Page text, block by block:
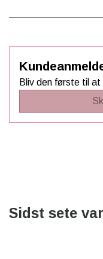
Bliv den første til
Sidst sete